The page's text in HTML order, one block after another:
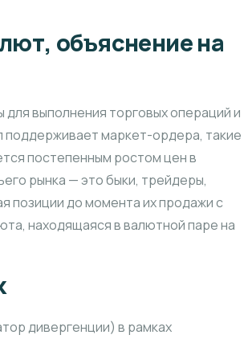
объяснение на
выполнения торговых операций и
поддерживает маркет-ордера, такие
постепенным ростом цен в
рынка — это быки, трейдеры,
позиции до момента их продажи с
находящаяся в валютной паре на
дивергенции) в рамках